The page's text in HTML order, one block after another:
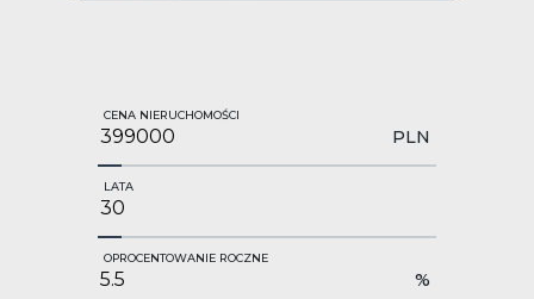
CENA NIERUCHOMOŚCI
PLN
LATA
OPROCENTOWANIE ROCZNE
%